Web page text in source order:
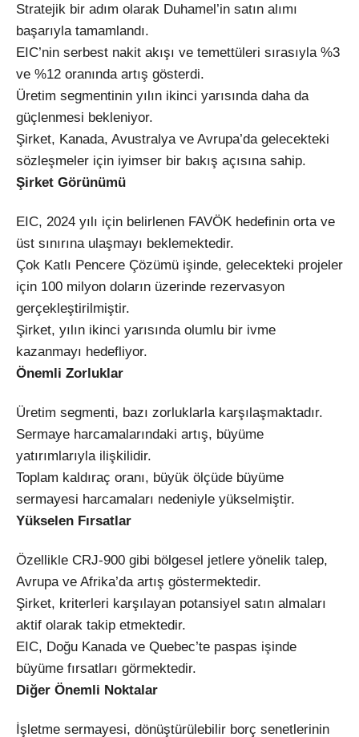
Stratejik bir adım olarak Duhamel’in satın alımı
başarıyla tamamlandı.
EIC’nin serbest nakit akışı ve temettüleri sırasıyla %3
ve %12 oranında artış gösterdi.
Üretim segmentinin yılın ikinci yarısında daha da
güçlenmesi bekleniyor.
Şirket, Kanada, Avustralya ve Avrupa’da gelecekteki
sözleşmeler için iyimser bir bakış açısına sahip.
Şirket Görünümü
EIC, 2024 yılı için belirlenen FAVÖK hedefinin orta ve
üst sınırına ulaşmayı beklemektedir.
Çok Katlı Pencere Çözümü işinde, gelecekteki projeler
için 100 milyon doların üzerinde rezervasyon
gerçekleştirilmiştir.
Şirket, yılın ikinci yarısında olumlu bir ivme
kazanmayı hedefliyor.
Önemli Zorluklar
Üretim segmenti, bazı zorluklarla karşılaşmaktadır.
Sermaye harcamalarındaki artış, büyüme
yatırımlarıyla ilişkilidir.
Toplam kaldıraç oranı, büyük ölçüde büyüme
sermayesi harcamaları nedeniyle yükselmiştir.
Yükselen Fırsatlar
Özellikle CRJ-900 gibi bölgesel jetlere yönelik talep,
Avrupa ve Afrika’da artış göstermektedir.
Şirket, kriterleri karşılayan potansiyel satın almaları
aktif olarak takip etmektedir.
EIC, Doğu Kanada ve Quebec’te paspas işinde
büyüme fırsatları görmektedir.
Diğer Önemli Noktalar
İşletme sermayesi, dönüştürülebilir borç senetlerinin